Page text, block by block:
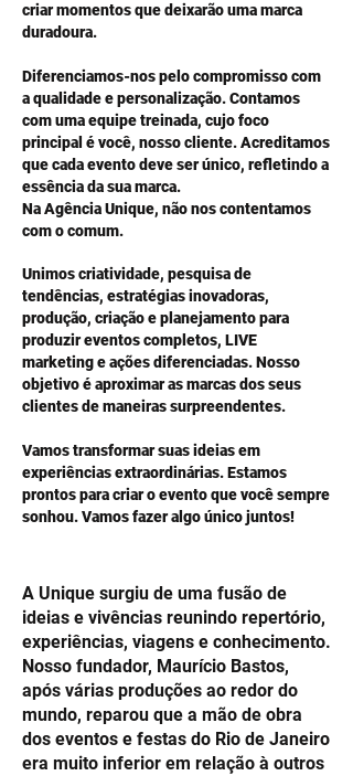
criar momentos que deixarão uma marca
duradoura.
Diferenciamos-nos pelo compromisso com
a qualidade e personalização. Contamos
com uma equipe treinada, cujo foco
principal é você, nosso cliente. Acreditamos
que cada evento deve ser único, refletindo a
essência da sua marca.
Na Agência Unique, não nos contentamos
com o comum.
Unimos criatividade, pesquisa de
tendências, estratégias inovadoras,
produção, criação e planejamento para
produzir eventos completos, LIVE
marketing e ações diferenciadas. Nosso
objetivo é aproximar as marcas dos seus
clientes de maneiras surpreendentes.
Vamos transformar suas ideias em
experiências extraordinárias. Estamos
prontos para criar o evento que você sempre
sonhou. Vamos fazer algo único juntos!
A Unique surgiu de uma fusão de
ideias e vivências reunindo repertório,
experiências, viagens e conhecimento.
Nosso fundador, Maurício Bastos,
após várias produções ao redor do
mundo, reparou que a mão de obra
dos eventos e festas do Rio de Janeiro
era muito inferior em relação à outros